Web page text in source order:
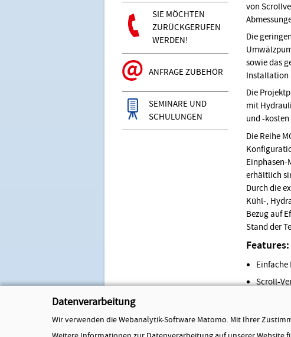
SIE MÖCHTEN
ZURÜCKGERUFEN
WERDEN!
ANFRAGE ZUBEHÖR
SEMINARE UND
SCHULUNGEN
von
Die
sowie das
Installation
Die
mit
und -
Die Reihe
Einphasen-
erhältlich
Durch die
Kühl-,
Bezug auf
Stand der
Features:
Scroll-
Gute
Datenverarbeitung
Wir verwenden die Webanalytik-Software Matomo. Mit Ihrer